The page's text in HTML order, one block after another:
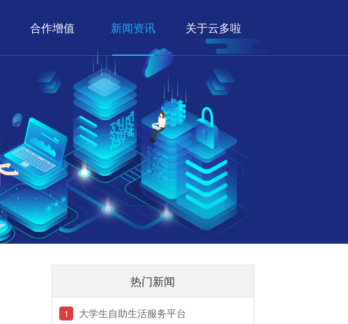
合作增值 新闻资讯 关于云多啦
热门新闻
1 大学生自助生活服务平台